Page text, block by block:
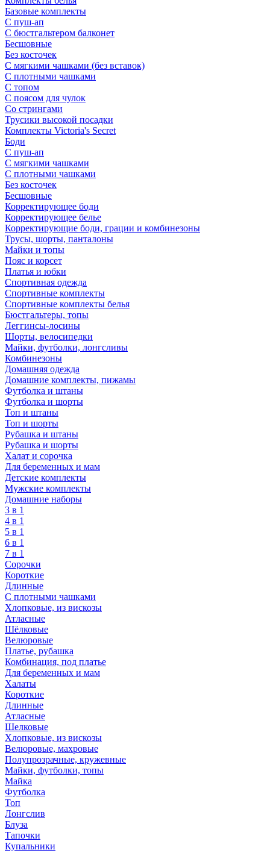
Базовые комплекты
С пуш-ап
С бюстгальтером балконет
Бесшовные
Без косточек
С мягкими чашками (без вставок)
С плотными чашками
С топом
С поясом для чулок
Со стрингами
Трусики высокой посадки
Комплекты Victoria's Secret
Боди
С пуш-ап
С мягкими чашками
С плотными чашками
Без косточек
Бесшовные
Корректирующее боди
Корректирующее белье
Корректирующие боди, грации и комбинезоны
Трусы, шорты, панталоны
Майки и топы
Пояс и корсет
Платья и юбки
Спортивная одежда
Спортивные комплекты
Спортивные комплекты белья
Бюстгальтеры, топы
Леггинсы-лосины
Шорты, велосипедки
Майки, футболки, лонгсливы
Комбинезоны
Домашняя одежда
Домашние комплекты, пижамы
Футболка и штаны
Футболка и шорты
Топ и штаны
Топ и шорты
Рубашка и штаны
Рубашка и шорты
Халат и сорочка
Для беременных и мам
Детские комплекты
Мужские комплекты
Домашние наборы
3 в 1
4 в 1
5 в 1
6 в 1
7 в 1
Сорочки
Короткие
Длинные
С плотными чашками
Хлопковые, из вискозы
Атласные
Шёлковые
Велюровые
Платье, рубашка
Комбинация, под платье
Для беременных и мам
Халаты
Короткие
Длинные
Атласные
Шелковые
Хлопковые, из вискозы
Велюровые, махровые
Полупрозрачные, кружевные
Майки, футболки, топы
Майка
Футболка
Топ
Лонгслив
Блуза
Тапочки
Купальники